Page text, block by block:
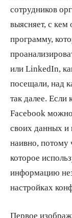
сотрудников
выясняет, с кем
программу,
или LinkedIn,
посещали, над
так далее. Если
Facebook
своих данных и
наивно, потому
которое
информацию
настройках
Первое